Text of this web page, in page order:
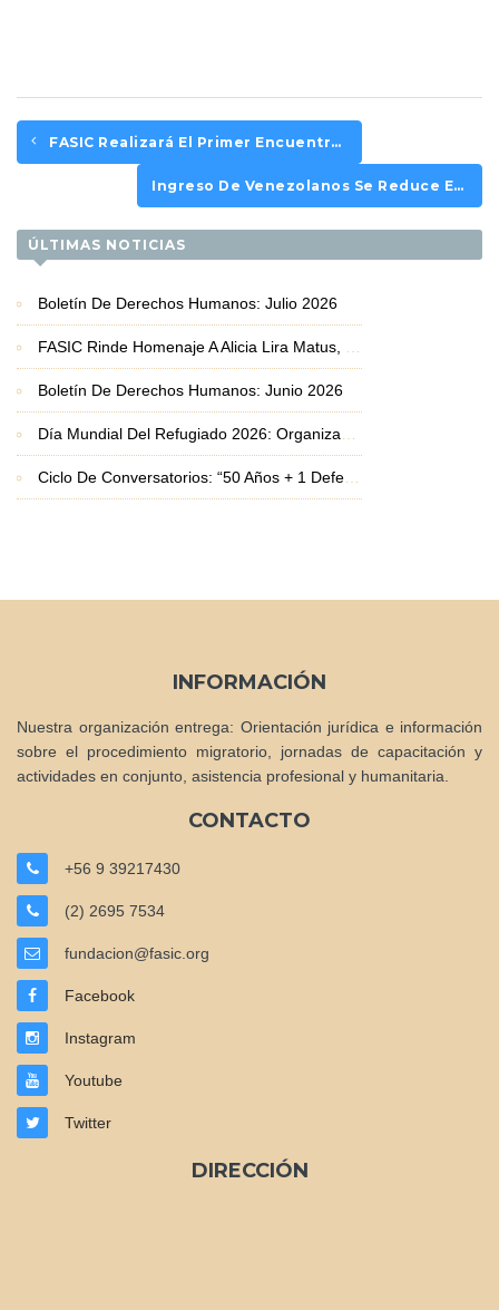
FASIC Realizará El Primer Encuentro De Movilidad Humana LGBTIQ+ En Chile
Ingreso De Venezolanos Se Reduce En Un 80% Entre Mayo Y Agosto
ÚLTIMAS NOTICIAS
Boletín De Derechos Humanos: Julio 2026
FASIC Rinde Homenaje A Alicia Lira Matus, Premio Nacional De Derechos Humanos 2026
Boletín De Derechos Humanos: Junio 2026
Día Mundial Del Refugiado 2026: Organizaciones Basadas En La Fe Exigen Protección Frente A La Crisis De Desplazamiento
Ciclo De Conversatorios: “50 Años + 1 Defendiendo La Vida Y Los Derechos Humanos”
INFORMACIÓN
Nuestra organización entrega: Orientación jurídica e información
sobre el procedimiento migratorio, jornadas de capacitación y
actividades en conjunto, asistencia profesional y humanitaria.
CONTACTO
+56 9 39217430
(2) 2695 7534
fundacion@fasic.org
Facebook
Instagram
Youtube
Twitter
DIRECCIÓN